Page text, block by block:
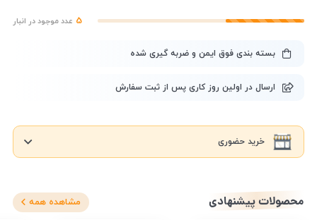
5 عدد موجود در انبار
بسته بندی فوق ایمن و ضربه گیری شده
ارسال در اولین روز کاری پس از ثبت سفارش
خرید حضوری
محصولات پیشنهادی مشاهده همه